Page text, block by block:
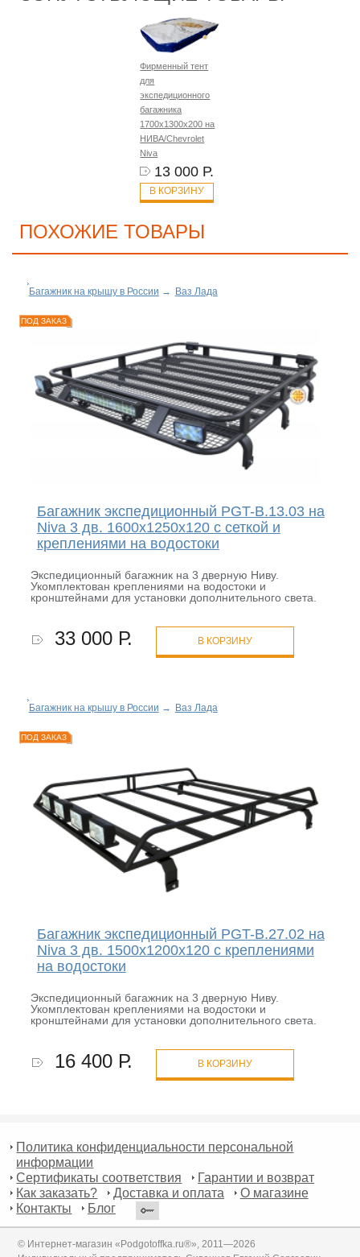
Фирменный тент
для
экспедиционного
багажника
1700х1300х200 на
НИВА/Chevrolet
Niva
13 000 Р.
В КОРЗИНУ
ПОХОЖИЕ ТОВАРЫ
Багажник на крышу в России → Ваз Лада
ПОД ЗАКАЗ
Багажник экспедиционный PGT-B.13.03 на
Niva 3 дв. 1600х1250х120 с сеткой и
креплениями на водостоки
Экспедиционный багажник на 3 дверную Ниву.
Укомплектован креплениями на водостоки и
кронштейнами для установки дополнительного света.
33 000 Р. В КОРЗИНУ
Багажник на крышу в России → Ваз Лада
ПОД ЗАКАЗ
Багажник экспедиционный PGT-B.27.02 на
Niva 3 дв. 1500х1200х120 с креплениями
на водостоки
Экспедиционный багажник на 3 дверную Ниву.
Укомплектован креплениями на водостоки и
кронштейнами для установки дополнительного света.
16 400 Р. В КОРЗИНУ
Политика конфиденциальности персональной
информации
Сертификаты соответствия
Гарантии и возврат
Как заказать?
Доставка и оплата
О магазине
Контакты
Блог
© Интернет-магазин «Podgotoffka.ru®», 2011—2026